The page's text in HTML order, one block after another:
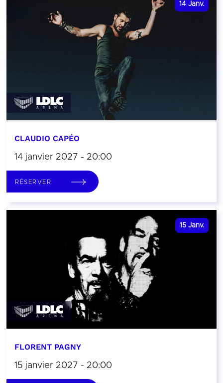
14 Janv.
CLAUDIO CAPÉO
14 janvier 2027 - 20:00
RÉSERVER
15 Janv.
FLORENT PAGNY
15 janvier 2027 - 20:00